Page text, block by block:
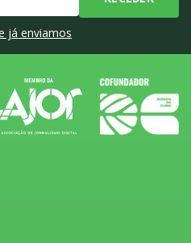
já enviamos